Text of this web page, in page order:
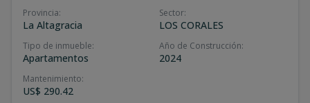
Provincia:
La Altagracia
Sector:
LOS CORALES
Tipo de inmueble:
Apartamentos
Año de Construcción:
2024
Mantenimiento:
US$ 290.42